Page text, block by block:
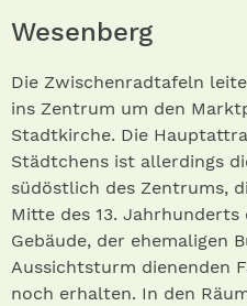
Wesenberg
Die Zwischenradtafeln
ins Zen­trum um den
Stadtkirche. Die
Städtchens ist allerdings
südöstlich des Zen­trums,
Mitte des 13.
Gebäude, der ehemaligen
Aussichtsturm dienenden
noch erhalten. In den